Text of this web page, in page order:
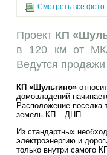
Смотреть все фото
Проект КП
в 120 км от
Ведутся продажи
КП «Шульгино»
домовладений
Расположение
земель КП – ДНП.
Из стандартных
электроэнергию и
только внутри самого